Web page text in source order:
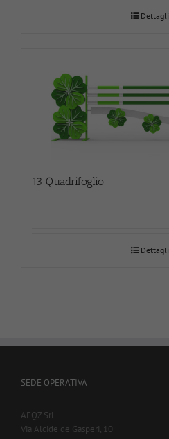
Dettagli
13 Quadrifoglio
Dettagli
SEDE OPERATIVA
AEQZ Srl
Via Alcide de Gasperi, 10